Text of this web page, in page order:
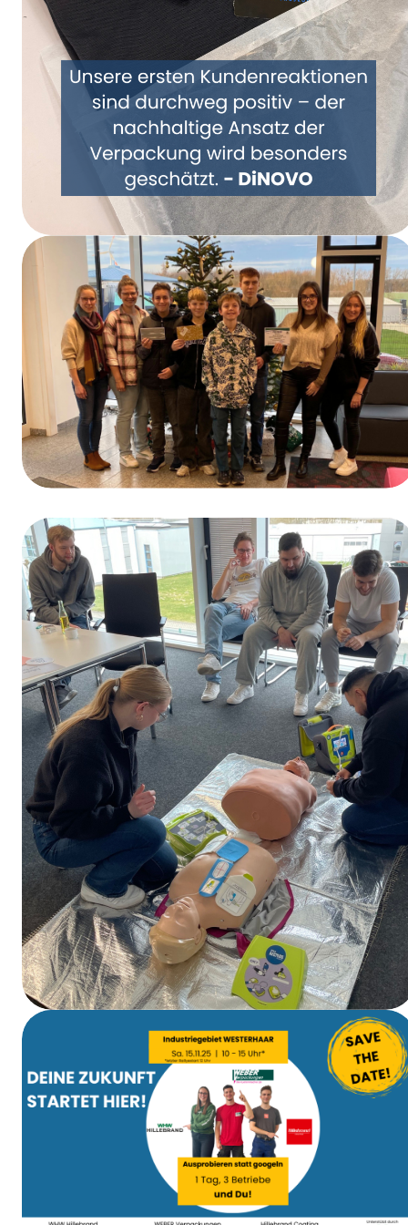
Repensemos juntos el embalaje: DiNOVO se
pasa a los envases de papel
Ganadores del sorteo del Día de la
Formación
Curso de primeros auxilios